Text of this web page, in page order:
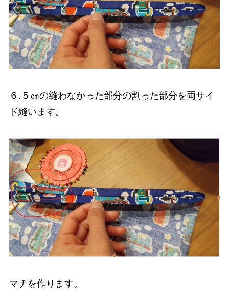
６.５㎝の縫わなかった部分の割った部分を両サイ
ド縫います。
マチを作ります。